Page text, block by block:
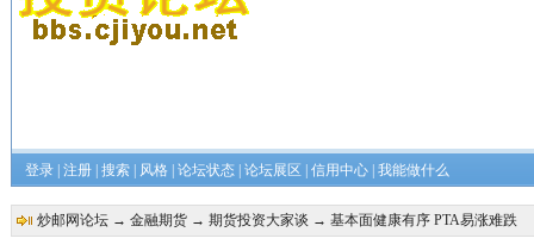
登录| 注册| 搜索| 风格| 论坛状态| 论坛展区 信用中心| 我能做什么
炒邮网论坛→ 金融期货→ 期货投资大家谈 → 基本面健康有序 PTA易涨难跌